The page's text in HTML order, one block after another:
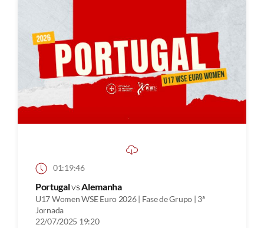
01:19:46
PortugalvsAlemanha
U17 Women WSE Euro 2026 | Fase de Grupo | 3ª
Jornada
22/07/2025 19:20